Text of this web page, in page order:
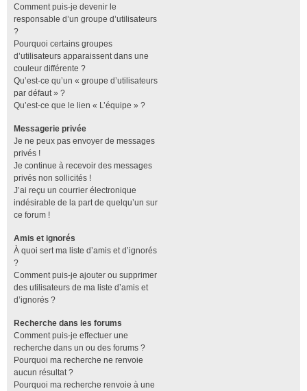
Comment puis-je devenir le
responsable d’un groupe d’utilisateurs
?
Pourquoi certains groupes
d’utilisateurs apparaissent dans une
couleur différente ?
Qu’est-ce qu’un « groupe d’utilisateurs
par défaut » ?
Qu’est-ce que le lien « L’équipe » ?
Messagerie privée
Je ne peux pas envoyer de messages
privés !
Je continue à recevoir des messages
privés non sollicités !
J’ai reçu un courrier électronique
indésirable de la part de quelqu’un sur
ce forum !
Amis et ignorés
À quoi sert ma liste d’amis et d’ignorés
?
Comment puis-je ajouter ou supprimer
des utilisateurs de ma liste d’amis et
d’ignorés ?
Recherche dans les forums
Comment puis-je effectuer une
recherche dans un ou des forums ?
Pourquoi ma recherche ne renvoie
aucun résultat ?
Pourquoi ma recherche renvoie à une